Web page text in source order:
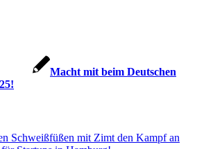
Macht mit beim Deutschen
Schweißfüßen mit Zimt den Kampf an